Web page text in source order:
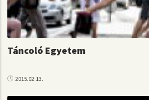
Táncoló Egyetem
2015.02.13.